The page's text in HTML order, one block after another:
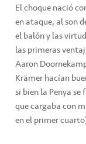
El choque nació
en ataque, al son
el balón y las
las primeras
Aaron
Krämer hacían
si bien la Penya
que cargaba con
en el primer